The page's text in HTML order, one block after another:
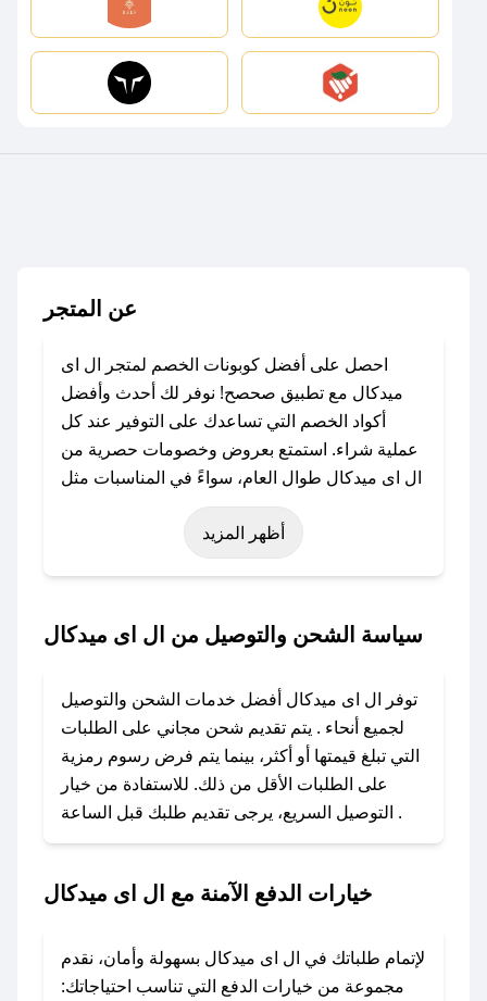
عن المتجر
احصل على أفضل كوبونات الخصم لمتجر ال اى
ميدكال مع تطبيق صحصح! نوفر لك أحدث وأفضل
أكواد الخصم التي تساعدك على التوفير عند كل
عملية شراء. استمتع بعروض وخصومات حصرية من
ال اى ميدكال طوال العام، سواءً في المناسبات مثل
عيد الفطر، عيد الأضحى، الجمعة البيضاء (شهر
نوفمبر)، رمضان، اليوم الوطني، يوم التأسيس، أو
حتى عروض خاصة أخرى.
باستخدام تطبيق صحصح، يمكنك العثور بسهولة على
الكوبون، تواصل معنا عبر تويتر أو البريد الإلكتروني
لإضافته بسرعة.
### كيفية استخدام كود خصم ال اى ميدكال؟
1. انسخ كود الخصم من تطبيق صحصح.
2. الصقه في خانة الدفع عند التسوق من ال اى
لا تقلق! يمكنك التواصل مع فريق دعم صحصح عبر
الرسائل الخاصة على تويتر أو البريد الإلكتروني،
أظهر المزيد
سياسة الشحن والتوصيل من ال اى ميدكال
توفر ال اى ميدكال أفضل خدمات الشحن والتوصيل
لجميع أنحاء . يتم تقديم شحن مجاني على الطلبات
التي تبلغ قيمتها أو أكثر، بينما يتم فرض رسوم رمزية
على الطلبات الأقل من ذلك. للاستفادة من خيار
التوصيل السريع، يرجى تقديم طلبك قبل الساعة .
خيارات الدفع الآمنة مع ال اى ميدكال
لإتمام طلباتك في ال اى ميدكال بسهولة وأمان، نقدم
مجموعة من خيارات الدفع التي تناسب احتياجاتك: